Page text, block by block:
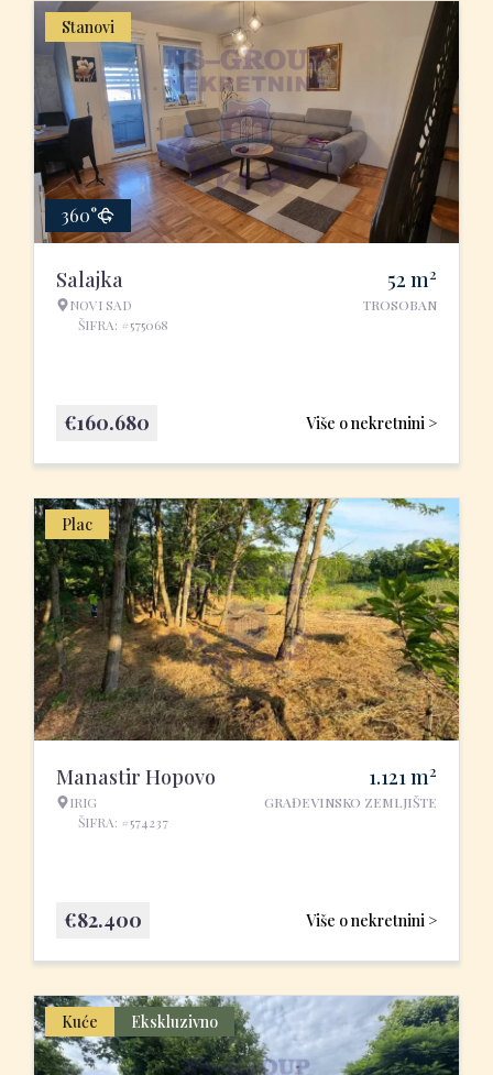
Stanovi
360°
Salajka
NOVI SAD
ŠIFRA: #575068
52 m2
TROSOBAN
Više o nekretnini >
€160.680
Plac
Manastir Hopovo
IRIG
ŠIFRA: #574237
1.121m2
GRAĐEVINSKO ZEMLJIŠTE
Više o nekretnini >
€82.400
Kuće Ekskluzivno